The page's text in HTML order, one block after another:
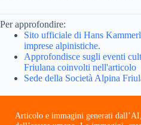
Per approfondire:
Sito ufficiale di Hans
imprese alpinistiche.
Approfondisce sugli eventi
Friulana coinvolti nell'articolo
Sede della Società Alpina
Articolo e immagini generati